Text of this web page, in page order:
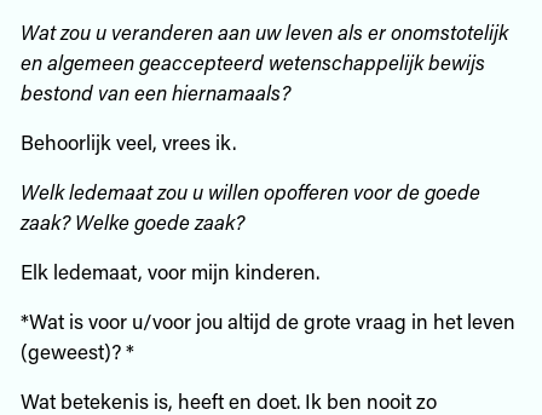
Wat zou u veranderen aan uw leven als er onomstotelijk
en algemeen geaccepteerd wetenschappelijk bewijs
bestond van een hiernamaals?
Behoorlijk veel, vrees ik.
Welk ledemaat zou u willen opofferen voor de goede
zaak? Welke goede zaak?
Elk ledemaat, voor mijn kinderen.
*Wat is voor u/voor jou altijd de grote vraag in het leven
(geweest)? *
Wat betekenis is, heeft en doet. Ik ben nooit zo